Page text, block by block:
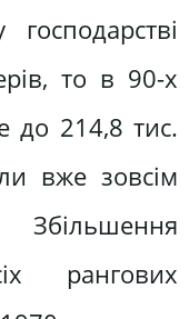
то в 90-х
до 214,8 тис.
вже зовсім
рангових